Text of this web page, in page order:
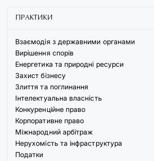
ПРАКТИКИ
Взаємодія з державними органами
Вирішення спорів
Енергетика та природні ресурси
Захист бізнесу
Злиття та поглинання
Інтелектуальна власність
Конкуренційне право
Корпоративне право
Міжнародний арбітраж
Нерухомість та інфраструктура
Податки